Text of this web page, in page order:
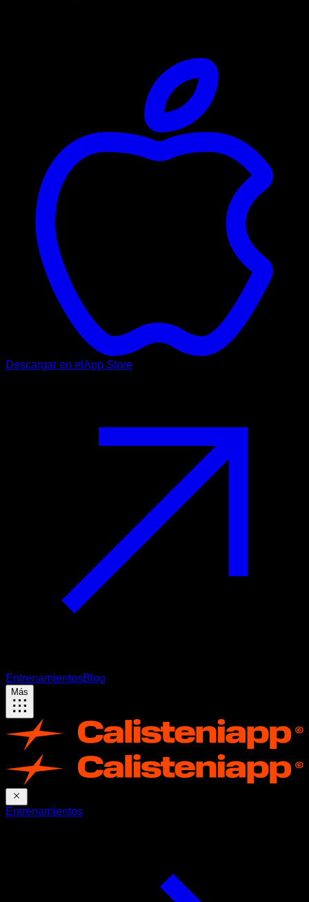
Descargar en el App Store
EntrenamientosBlog
Más
Entrenamientos